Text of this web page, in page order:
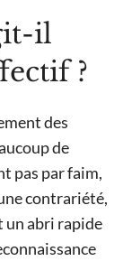
il
?
des
de
pas par faim,
contrariété,
un abri rapide